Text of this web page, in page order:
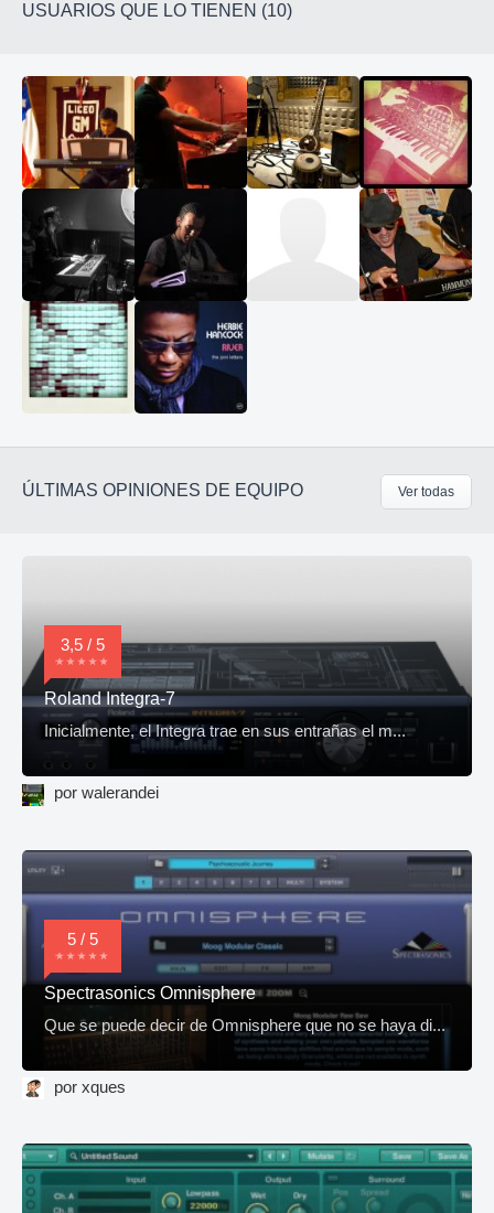
USUARIOS QUE LO TIENEN (10)
ÚLTIMAS OPINIONES DE EQUIPO Ver todas
3,5 / 5
Roland Integra-7
Inicialmente, el Integra trae en sus entrañas el m...
por walerandei
5 / 5
Spectrasonics Omnisphere
Que se puede decir de Omnisphere que no se haya di...
por xques